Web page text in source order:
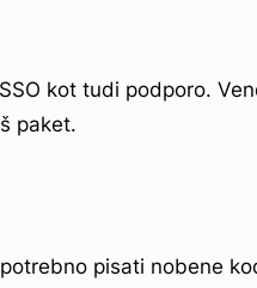
kot tudi podporo.
paket.
pisati nobene